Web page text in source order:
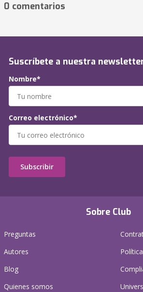
0 comentarios
Sobre Club
Preguntas
Autores
Blog
Quienes somos
Suscríbete a nuestra
Nombre*
Correo electrónico*
Subscribir